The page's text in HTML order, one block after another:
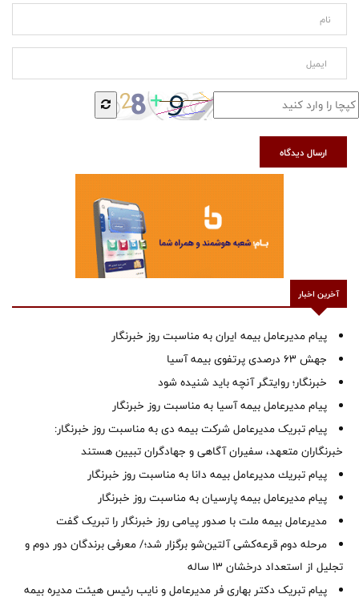
ارسال دیدگاه
آخرین اخبار
پیام مدیرعامل بیمه ایران به مناسبت روز خبرنگار
جهش ۶۳ درصدی پرتفوی بیمه آسیا
خبرنگار؛ روایتگر آنچه باید شنیده شود
پیام مدیرعامل بیمه آسیا به مناسبت روز خبرنگار
پیام تبریک مدیرعامل شرکت بیمه دی به مناسبت روز خبرنگار:
خبرنگاران متعهد، سفیران آگاهی و جهادگران تبیین هستند
پیام ‌تبریك‌ مدیرعامل بیمه دانا به مناسبت روز خبرنگار
پیام مدیرعامل بیمه پارسیان به مناسبت روز خبرنگار
مدیرعامل بیمه ملت با صدور پیامی روز خبرنگار را تبریک گفت
مرحله دوم قرعه‌کشی آلتین‌شو برگزار شد؛/ معرفی برندگان دور دوم و
تجلیل از استعداد درخشان ۱۳ ساله
پیام تبریک دکتر بهاری فر مدیرعامل و نایب رئیس هیئت مدیره بیمه